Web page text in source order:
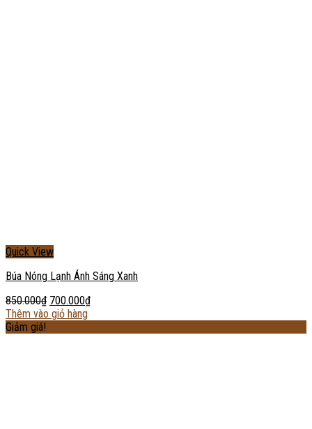
Quick View
Búa Nóng Lạnh Ánh Sáng Xanh
850.000₫ 700.000₫
Thêm vào giỏ hàng
Giảm giá!